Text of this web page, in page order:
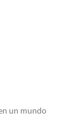
un mundo